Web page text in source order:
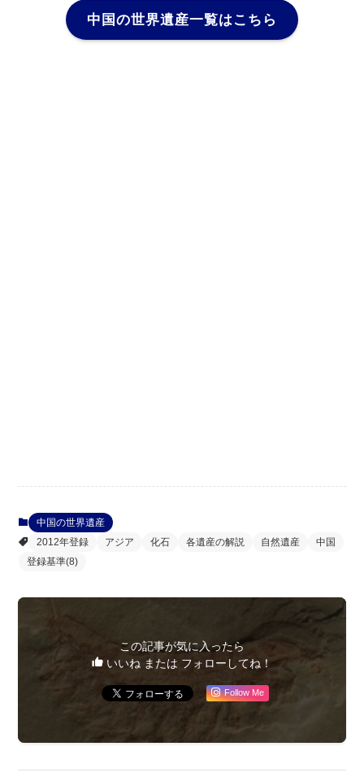
中国の世界遺産一覧はこちら
中国の世界遺産
2012年登録
アジア 化石 各遺産の解説 自然遺産
中国
登録基準(8)
この記事が気に入ったら
いいね または フォローしてね！
Follow Me